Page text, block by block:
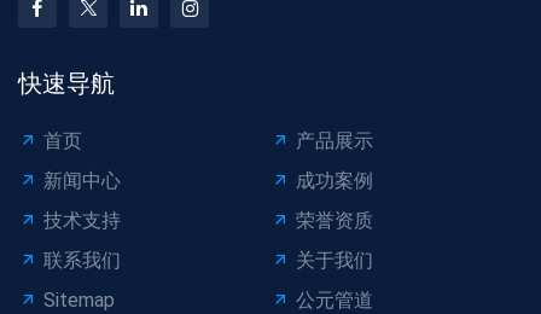
快速导航
首页
产品展示
新闻中心
成功案例
技术支持
荣誉资质
联系我们
关于我们
Sitemap
公元管道